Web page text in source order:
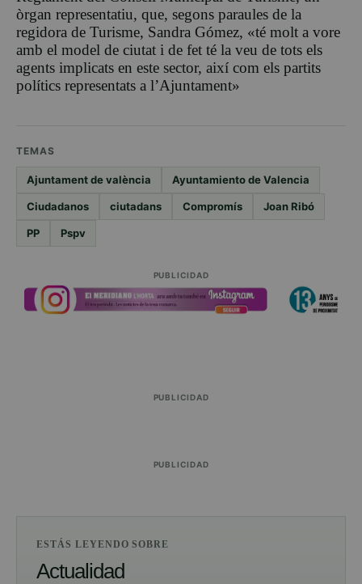
òrgan representatiu, que, segons paraules de la
regidora de Turisme, Sandra Gómez, «té molt a vore
amb el model de ciutat i de fet té la veu de tots els
agents implicats en este sector, així com els partits
polítics representats a l’Ajuntament»
TEMAS
Ajuntament de valència Ayuntamiento de Valencia
Ciudadanos ciutadans Compromís Joan Ribó
PP Pspv
PUBLICIDAD
PUBLICIDAD
PUBLICIDAD
ESTÁS LEYENDO SOBRE
Actualidad